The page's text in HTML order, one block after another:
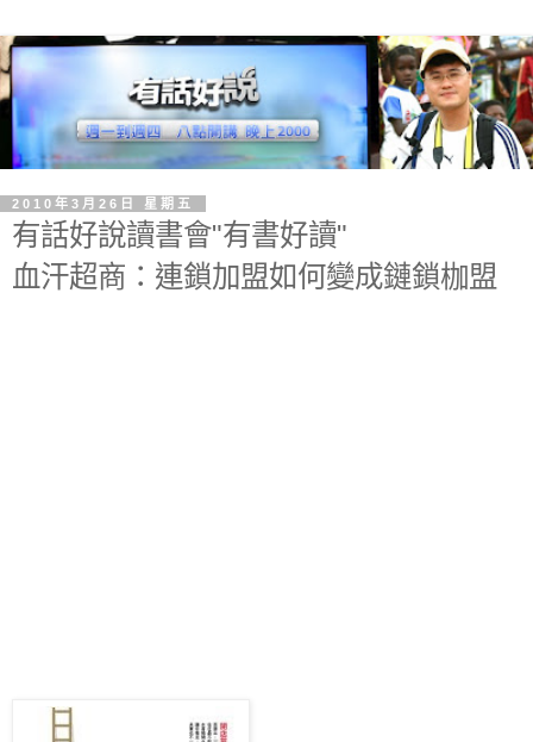
2010年3月26日 星期五
有話好說讀書會"有書好讀"
血汗超商：連鎖加盟如何變成鏈鎖枷盟